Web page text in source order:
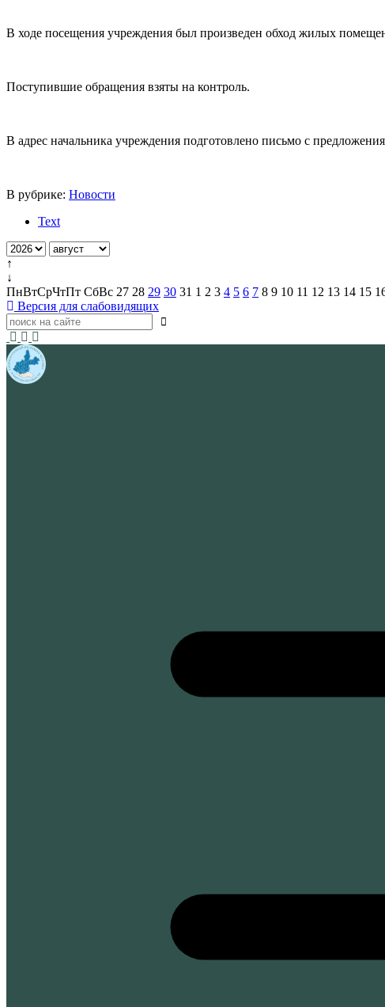
В ходе посещения учреждения был произведен обход жилых
Поступившие обращения взяты на контроль.
В адрес начальника учреждения подготовлено письмо с
В рубрике: Новости
Text
↑
↓
ПнВтСрЧтПт СбВс 27 28 29 30 31 1 2 3 4 5 6 7 8 9 10 11 12 13 14 15
Версия для слабовидящих